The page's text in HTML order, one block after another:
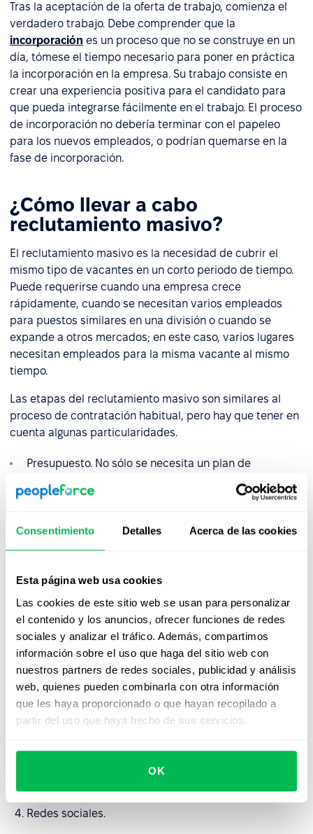
Consentimiento Detalles Acerca de las cookies
Esta página web usa cookies
Las cookies de este sitio web se usan para personalizar
el contenido y los anuncios, ofrecer funciones de redes
sociales y analizar el tráfico. Además, compartimos
información sobre el uso que haga del sitio web con
nuestros partners de redes sociales, publicidad y análisis
web, quienes pueden combinarla con otra información
que les haya proporcionado o que hayan recopilado a
partir del uso que haya hecho de sus servicios.
OK
Tras la aceptación de la oferta de trabajo, comienza el
verdadero trabajo. Debe comprender que la
incorporación es un proceso que no se construye en un
día, tómese el tiempo necesario para poner en práctica
la incorporación en la empresa. Su trabajo consiste en
crear una experiencia positiva para el candidato para
que pueda integrarse fácilmente en el trabajo. El proceso
de incorporación no debería terminar con el papeleo
para los nuevos empleados, o podrían quemarse en la
fase de incorporación.
¿Cómo llevar a cabo
reclutamiento masivo?
El reclutamiento masivo es la necesidad de cubrir el
mismo tipo de vacantes en un corto periodo de tiempo.
Puede requerirse cuando una empresa crece
rápidamente, cuando se necesitan varios empleados
para puestos similares en una división o cuando se
expande a otros mercados; en este caso, varios lugares
necesitan empleados para la misma vacante al mismo
tiempo.
Las etapas del reclutamiento masivo son similares al
proceso de contratación habitual, pero hay que tener en
cuenta algunas particularidades.
Presupuesto. No sólo se necesita un plan de
formulado para todos los puestos que se necesitan
Mercado. Tenga en cuenta las particularidades del
Calendario. El reclutamiento masivo requiere un
comienzo temprano: tenga en cuenta los fines de
semana, los días festivos y los días no programados
en los que no podrá seleccionar a los candidatos
Recursos. Utilice todas las herramientas, recursos y
fuentes que le permitan encontrar candidatos:
Programas y extensiones de reclutamiento.
Redes sociales.